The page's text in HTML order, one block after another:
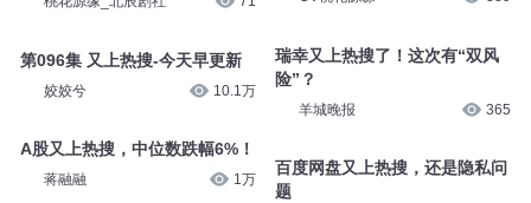
第096集 又上热搜-今天早更新
姣姣兮 10.1万
A股又上热搜，中位数跌幅6%！
蒋融融 1万
瑞幸又上热搜了！这次有“双风
险”？
羊城晚报 365
百度网盘又上热搜，还是隐私问
题